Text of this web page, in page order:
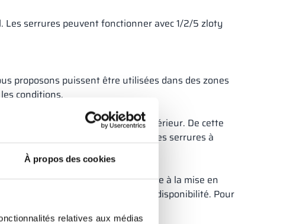
À propos des cookies
relatives aux médias
Les serrures peuvent fonctionner avec 1/2/5 zloty
proposons puissent être utilisées dans des zones
conditions.
modèle inférieur à un modèle supérieur. De cette
vous remplacez les serrures par des serrures à
le temps nécessaire à la mise en
nous contacter pour confirmer la disponibilité. Pour
500 casiers.